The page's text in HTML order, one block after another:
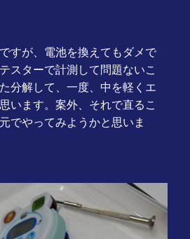
すが、電池を換えてもダメで
スターで計測して問題ないこ
分解して、一度、中を軽くエ
います。案外、それで直るこ
でやってみようかと思いま